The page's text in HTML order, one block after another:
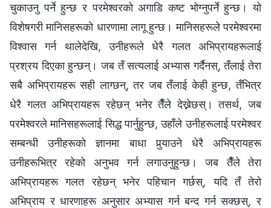
चुकाउनु पर्ने हुन्छ र परमेश्‍वरको अगाडि कष्ट भोग्नुपर्ने हुन्छ। यो
विशेषगरी मानिसहरूको धारणामा लागू हुन्छ। मानिसहरूले परमेश्‍वरमा
विश्‍वास गर्न थालेदेखि, उनीहरूले धेरै गलत अभिप्रायहरूलाई
प्रश्रय दिएका हुन्छन्। जब तँ सत्यलाई अभ्यास गर्दैनस्, तँलाई तेरा
सबै अभिप्रायहरू सही लाग्छन्, तर जब तँलाई केही हुन्छ, तँभित्र
धेरै गलत अभिप्रायहरू रहेछन् भनेर तैँले देख्नेछस्। तसर्थ, जब
परमेश्‍वरले मानिसहरूलाई सिद्ध पार्नुहुन्छ, उहाँले उनीहरूलाई परमेश्‍वर
सम्‍बन्धी उनीहरूको ज्ञानमा बाधा पुर्‍याउने धेरै अभिप्रायहरू
उनीहरूभित्र रहेको अनुभव गर्न लगाउनुहुन्छ। जब तैँले तेरा
अभिप्रायहरू गलत रहेछन् भनेर पहिचान गर्छस्, यदि तँ तेरो
अभिप्राय र धारणाहरू अनुसार अभ्यास गर्न बन्द गर्न सक्छस्, र